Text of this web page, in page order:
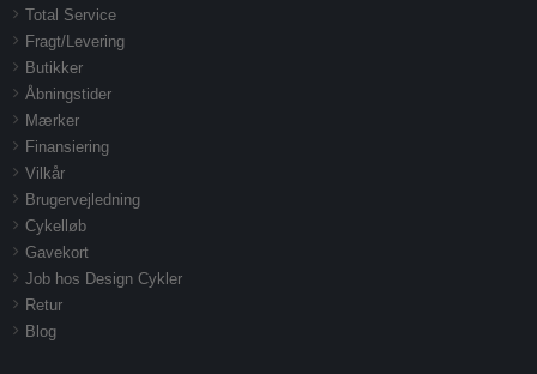
Total Service
Fragt/Levering
Butikker
Åbningstider
Mærker
Finansiering
Vilkår
Brugervejledning
Cykelløb
Gavekort
Job hos Design Cykler
Retur
Blog